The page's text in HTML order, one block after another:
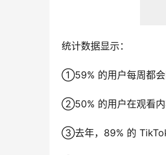
统计数据显示：
①59% 的用户每周都会
②50% 的用户在观看内
③去年，89% 的 TikTok